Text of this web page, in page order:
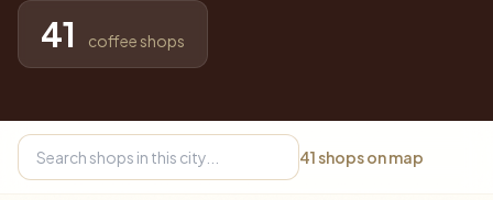
41 coffee shops
41 shops on map